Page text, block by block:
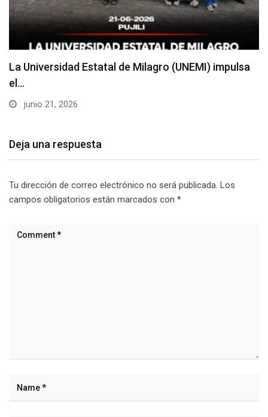
La Universidad Estatal de Milagro (UNEMI) impulsa
el…
junio 21, 2026
Deja una respuesta
Tu dirección de correo electrónico no será publicada. Los
campos obligatorios están marcados con *